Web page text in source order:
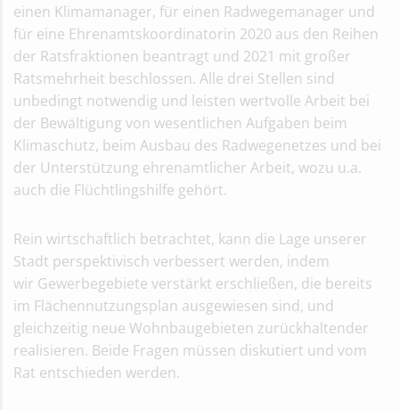
Haushaltsrede Kämmerer
Haushalt 2019/2020
Nachtragshaushalt 2019/2020
Haushalt 2019/2020
Haushaltskonsolidierung ab 2025
Archivierte Haushaltspläne
Haushalt 2017/2018
Haushalt 2015/2016
Jahresabschlüsse
Haushaltssicherungskonzept
Jahresabschluss 2019
Archivierte Jahresabschlüsse
Jahresabschluss 2018
Jahresabschluss 2017
Jahresabschluss 2016
Jahresabschluss 2015
einen Klimamanager, für einen Radwegemanager und
für eine Ehrenamtskoordinatorin 2020 aus den Reihen
der Ratsfraktionen beantragt und 2021 mit großer
Ratsmehrheit beschlossen. Alle drei Stellen sind
unbedingt notwendig und leisten wertvolle Arbeit bei
der Bewältigung von wesentlichen Aufgaben beim
Klimaschutz, beim Ausbau des Radwegenetzes und bei
der Unterstützung ehrenamtlicher Arbeit, wozu u.a.
auch die Flüchtlingshilfe gehört.
Rein wirtschaftlich betrachtet, kann die Lage unserer
Stadt perspektivisch verbessert werden, indem
wir Gewerbegebiete verstärkt erschließen, die bereits
im Flächennutzungsplan ausgewiesen sind, und
gleichzeitig neue Wohnbaugebieten zurückhaltender
realisieren. Beide Fragen müssen diskutiert und vom
Rat entschieden werden.